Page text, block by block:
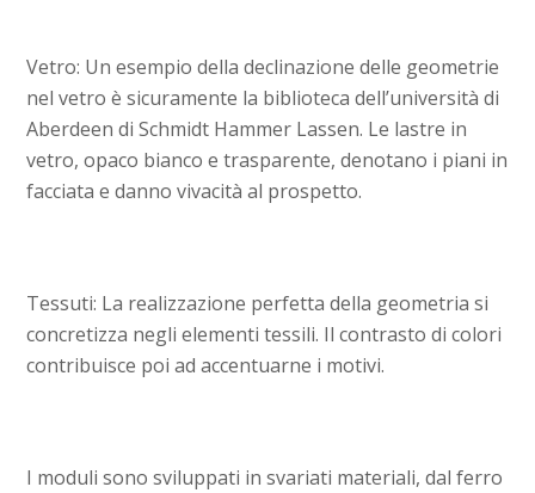
Vetro: Un esempio della declinazione delle geometrie
nel vetro è sicuramente la biblioteca dell’università di
Aberdeen di Schmidt Hammer Lassen. Le lastre in
vetro, opaco bianco e trasparente, denotano i piani in
facciata e danno vivacità al prospetto.
Tessuti: La realizzazione perfetta della geometria si
concretizza negli elementi tessili. Il contrasto di colori
contribuisce poi ad accentuarne i motivi.
I moduli sono sviluppati in svariati materiali, dal ferro